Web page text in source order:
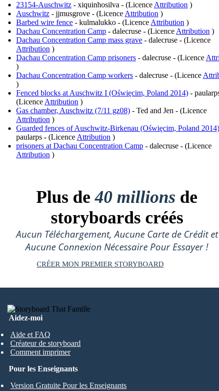
23154-Auschwitz - xiquinhosilva - (LicenceAttribution )
Auschwitz - jjmusgrove - (LicenceAttribution )
Barbed wire fence - kulmalukko - (LicenceAttribution )
Dachau Concentration Camp - dalecruse - (LicenceAttribution )
Dachau Concentration Camp mass grave - dalecruse - (Licence
Attribution )
Dachau Concentration Camp prisoners - dalecruse - (Licence
)
Dachau Concentration Camp workers - dalecruse - (Licence
)
Fenced blocks at Auschwitz I (Oświęcim, Poland 2014) -
(LicenceAttribution )
Gas chamber, Auschwitz (7/11 gz08) - Ted and Jen - (Licence
Attribution )
Guarded fences of Auschwitz-Birkenau (Oświęcim, Poland 2014)
paularps - (LicenceAttribution )
prisoners at Dachau Concentration Camp - dalecruse - (Licence
Attribution )
Plus de40 millions de
storyboards créés
Aucun Téléchargement, Aucune Carte de Crédit et
Aucune Connexion Nécessaire Pour Essayer !
CRÉER MON PREMIER STORYBOARD
Aidez-moi
Aide et FAQ
Créateur de storyboard
Comment imprimer
Pour les Enseignants
Version Gratuite Pour les Enseignants